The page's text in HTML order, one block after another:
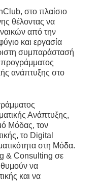
στο πλαίσιο
θέλοντας να
από την
και εργασία
συμπαράστασή
προγράμματος
ανάπτυξης στο
Ανάπτυξης,
Μόδας, τον
το Digital
στη Μόδα.
& Consulting σε
να
και να